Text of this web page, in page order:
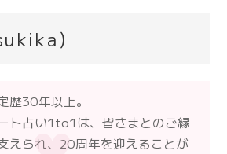
）
歴30年以上。
ト占い1to1は、皆さまとのご縁
えられ、20周年を迎えることが